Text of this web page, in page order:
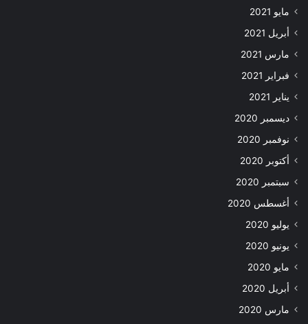
مايو 2021
أبريل 2021
مارس 2021
فبراير 2021
يناير 2021
ديسمبر 2020
نوفمبر 2020
أكتوبر 2020
سبتمبر 2020
أغسطس 2020
يوليو 2020
يونيو 2020
مايو 2020
أبريل 2020
مارس 2020